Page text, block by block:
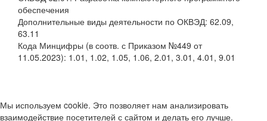
обеспечения
Дополнительные виды деятельности по ОКВЭД: 62.09,
63.11
Кода Минцифры (в соотв. с Приказом №449 от
11.05.2023): 1.01, 1.02, 1.05, 1.06, 2.01, 3.01, 4.01, 9.01
Мы используем cookie. Это позволяет нам анализировать
взаимодействие посетителей с сайтом и делать его лучше.